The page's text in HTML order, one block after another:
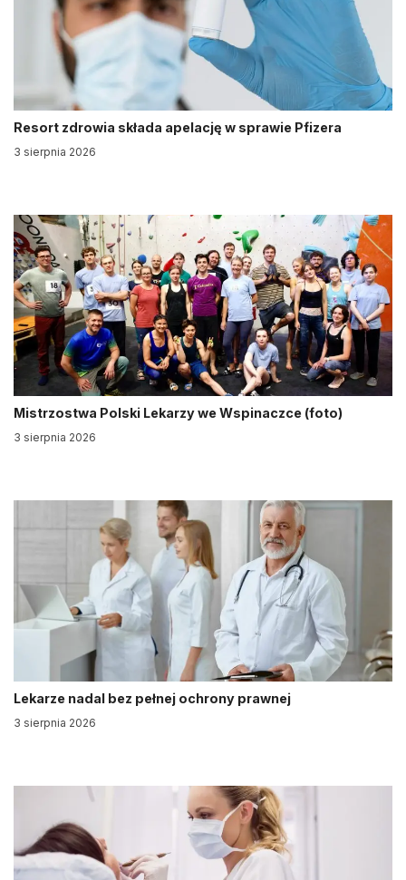
Resort zdrowia składa apelację w sprawie Pfizera
3 sierpnia 2026
Mistrzostwa Polski Lekarzy we Wspinaczce (foto)
3 sierpnia 2026
Lekarze nadal bez pełnej ochrony prawnej
3 sierpnia 2026